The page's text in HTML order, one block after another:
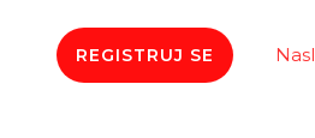
REGISTRUJ SE